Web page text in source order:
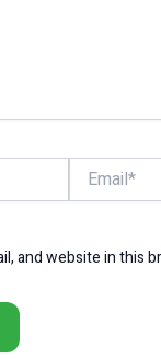
Email*
and website in this